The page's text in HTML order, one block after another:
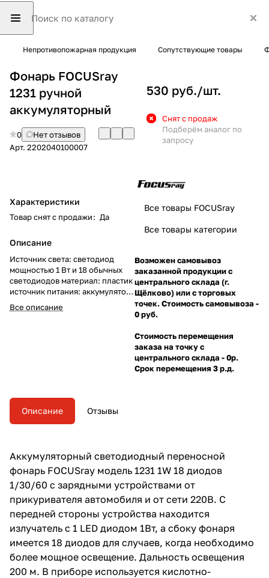
Непротивопожарная продукция Сопутствующие товары
Фонарь FOCUSray
1231 ручной
аккумуляторный
0
Нет отзывов
Арт. 2202040100007
Характеристики
Товар снят с продажи: Да
Описание
Источник света: светодиод
мощностью 1 Вт и 18 обычных
светодиодов материал: пластик
источник питания: аккумулятор
свинцово-кислотный 4 V, 0,8 Ah
функционал: два режима
Все описание
530 руб./шт.
Снят с продаж
Подберём аналог по
запросу
Все товары FOCUSray
Все товары категории
Возможен самовывоз
заказанной продукции с
центрального склада (г.
Щёлково) или с торговых
точек. Стоимость самовывоза -
0 руб.
Стоимость перемещения
заказа на точку с
центрального склада - 0р.
Срок перемещения 3 р.д.
Описание Отзывы
Аккумуляторный светодиодный переносной
фонарь FOCUSray модель 1231 1W 18 диодов
1/30/60 с зарядными устройствами от
прикуривателя автомобиля и от сети 220В. С
передней стороны устройства находится
излучатель с 1 LED диодом 1Вт, а сбоку фонаря
имеется 18 диодов для случаев, когда необходимо
более мощное освещение. Дальность освещения
200 м. В приборе используется кислотно-